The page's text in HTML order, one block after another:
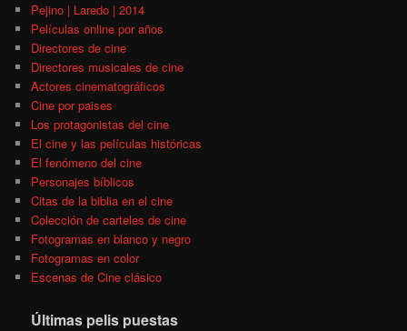
Pejino | Laredo | 2014
Películas online por años
Directores de cine
Directores musicales de cine
Actores cinematográficos
Cine por paises
Los protagonistas del cine
El cine y las películas históricas
El fenómeno del cine
Personajes bíblicos
Citas de la biblia en el cine
Colección de carteles de cine
Fotogramas en blanco y negro
Fotogramas en color
Escenas de Cine clásico
Últimas pelis puestas